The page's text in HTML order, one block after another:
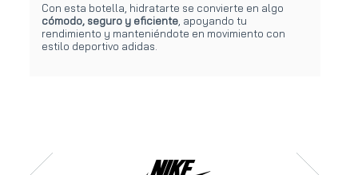
Con esta botella, hidratarte se convierte en algo
cómodo, seguro y eficiente , apoyando tu
rendimiento y manteniéndote en movimiento con
estilo deportivo adidas.